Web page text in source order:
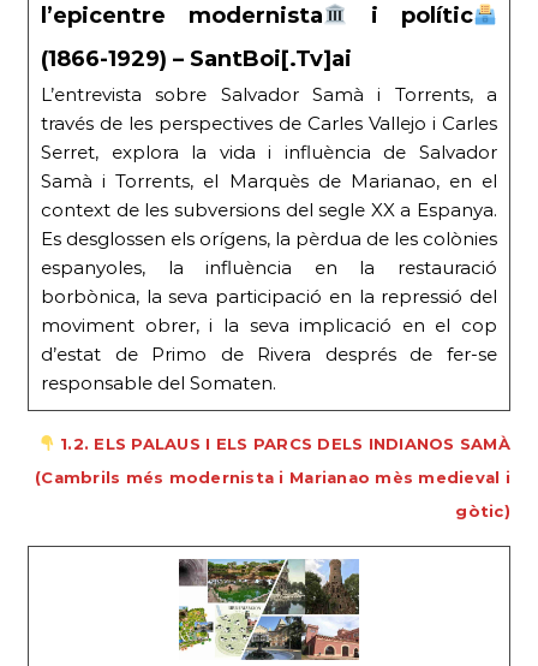
l’epicentre modernista
i polític
(1866-1929) – SantBoi[.Tv]ai
L’entrevista sobre Salvador Samà i Torrents, a
través de les perspectives de Carles Vallejo i Carles
Serret, explora la vida i influència de Salvador
Samà i Torrents, el Marquès de Marianao, en el
context de les subversions del segle XX a Espanya.
Es desglossen els orígens, la pèrdua de les colònies
espanyoles, la influència en la restauració
borbònica, la seva participació en la repressió del
moviment obrer, i la seva implicació en el cop
d’estat de Primo de Rivera després de fer-se
responsable del Somaten.
1.2. ELS PALAUS I ELS PARCS DELS INDIANOS SAMÀ
(Cambrils més modernista i Marianao mès medieval i
gòtic)